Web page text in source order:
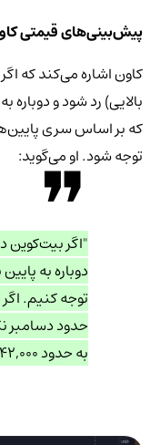
پیش‌بینی‌های قیمتی
کاون اشاره می‌کند که
بالایی) رد شود و دوباره
که بر اساس سری
توجه شود. او می‌گوید:
"اگر بیت‌کوین
دوباره به
توجه کنیم.
حدود دسامبر
به حدود ۴۲,۰۰۰ دلار می‌رسد."